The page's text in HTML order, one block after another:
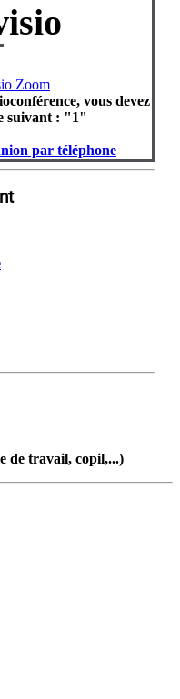
Zoom
vous devez
suivant : "1"
par téléphone
de travail, copil,...)